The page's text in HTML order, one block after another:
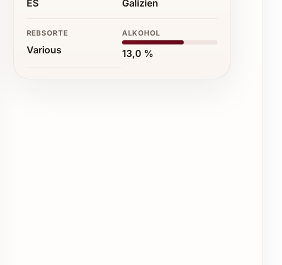
ES Galizien
REBSORTE
Various
ALKOHOL
13,0 %